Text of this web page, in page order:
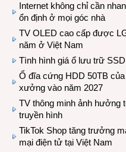
Internet không chỉ cần
ổn định ở mọi góc nhà
TV OLED cao cấp được
năm ở Việt Nam
Tình hình giá ổ lưu trữ
Ổ đĩa cứng HDD 50TB
xưởng vào năm 2027
TV thông minh ảnh hưởng
truyền hình
TikTok Shop tăng trưởng
mại điện tử tại Việt Nam